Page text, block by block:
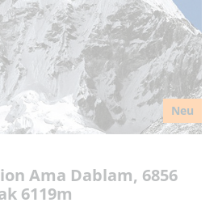
Neu
Ama Dablam, 6856
6119m